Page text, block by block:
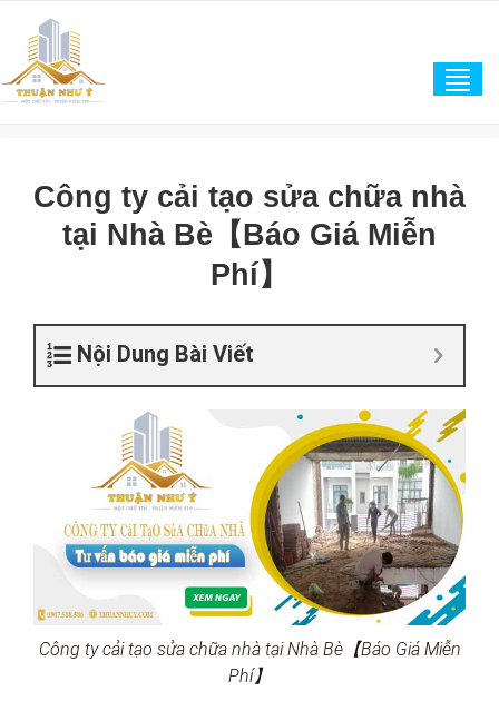
Công ty cải tạo sửa chữa nhà
tại Nhà Bè【Báo Giá Miễn
Phí】
Nội Dung Bài Viết
Công ty cải tạo sửa chữa nhà tại Nhà Bè【Báo Giá Miễn
Phí】